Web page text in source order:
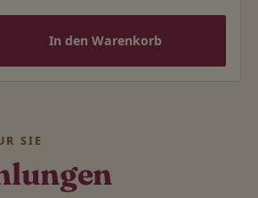
In den Warenkorb
SIE